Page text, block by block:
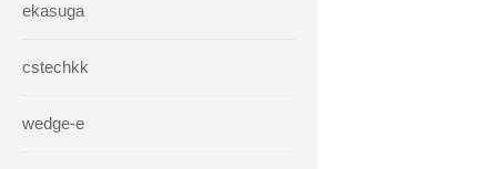
ekasuga
cstechkk
wedge-e